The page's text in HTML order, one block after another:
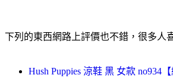
下列的東西網路上評價也不錯，很多人
Hush Puppies 涼鞋 黑 女款 no934【